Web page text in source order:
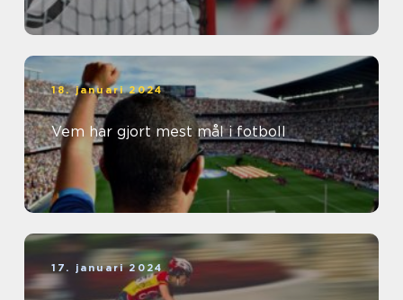
18. januari 2024
Vem har gjort mest mål i fotboll
17. januari 2024